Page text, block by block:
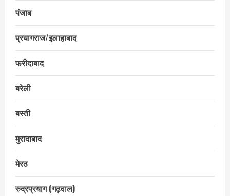
पंजाब
प्रयागराज/इलाहाबाद
फरीदाबाद
बरेली
बस्ती
मुरादाबाद
मेरठ
रुद्रप्रयाग (गढ़वाल)